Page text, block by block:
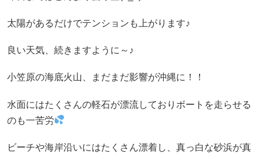
太陽があるだけでテンションも上がります♪
良い天気、続きますように～♪
小笠原の海底火山、まだまだ影響が沖縄に！！
水面にはたくさんの軽石が漂流しておりボートを走らせる
のも一苦労
ビーチや海岸沿いにはたくさん漂着し、真っ白な砂浜が真